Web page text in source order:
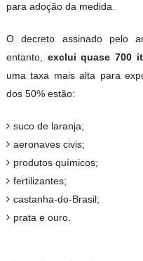
para adoção da medida.
O decreto assinado pelo
entanto, exclui quase 700
uma taxa mais alta para
dos 50%estão:
suco de laranja;
aeronaves civis;
produtos químicos;
fertilizantes;
castanha-do-Brasil;
prata e ouro.